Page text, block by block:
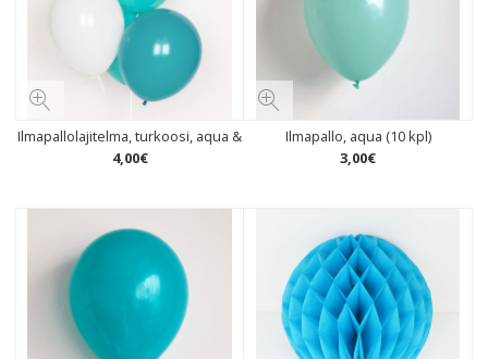
Ilmapallolajitelma, turkoosi, aqua &
4,00€
Ilmapallo, aqua (10 kpl)
3,00€